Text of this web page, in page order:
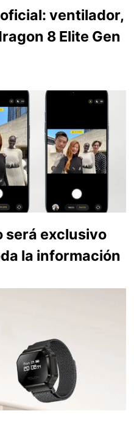
oficial: ventilador,
8 Elite Gen
será exclusivo
la información